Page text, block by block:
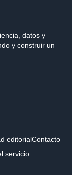
datos y
y construir un
editorialContacto
servicio